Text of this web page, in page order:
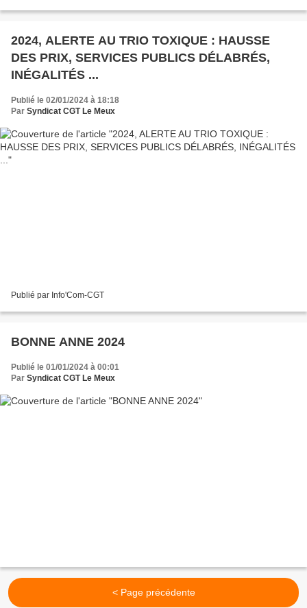
2024, ALERTE AU TRIO TOXIQUE : HAUSSE
DES PRIX, SERVICES PUBLICS DÉLABRÉS,
INÉGALITÉS ...
Publié le 02/01/2024 à 18:18
Par Syndicat CGT Le Meux
Publié par Info'Com-CGT
BONNE ANNE 2024
Publié le 01/01/2024 à 00:01
Par Syndicat CGT Le Meux
< Page précédente